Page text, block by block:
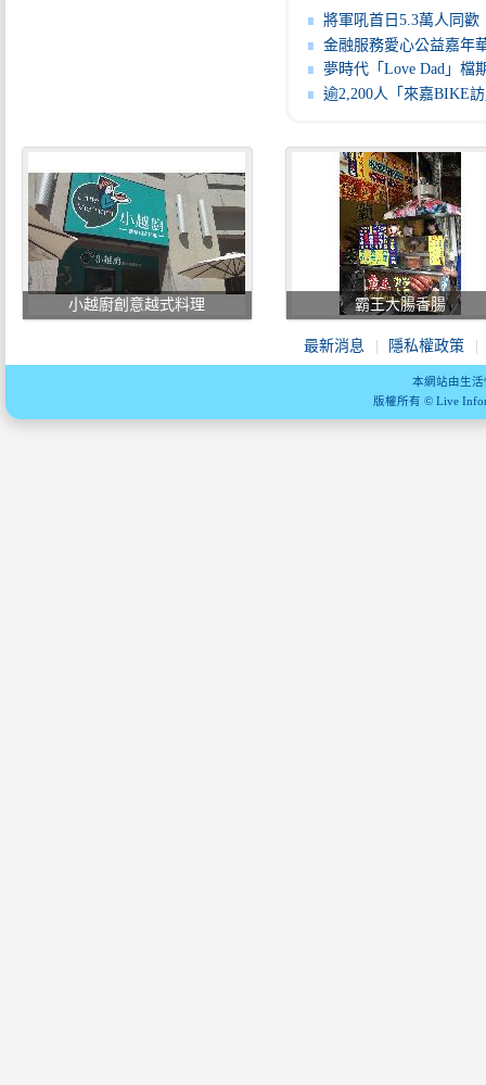
將軍吼首日5.3萬人同歡 黃偉哲啟動煙火點亮
金融服務愛心公益嘉年華6月13日千禧公園登場 歡迎民眾逛市集、做
夢時代「Love Dad」檔期7/23起登場 全館滿3,000送300 KINGJUN
逾2,200人「來嘉BIKE訪」騎聚雙潭！10組大白熊新造型地圖驚喜公
小越廚創意越式料理 霸王大腸香腸
最新消息 隱私權政策
本網站由生
版權所有 © Live